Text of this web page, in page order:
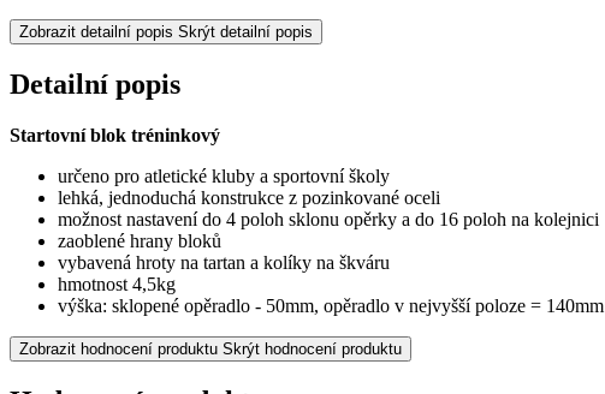
Zobrazit detailní popis Skrýt detailní popis
Detailní popis
Startovní blok tréninkový
určeno pro atletické kluby a sportovní školy
lehká, jednoduchá konstrukce z pozinkované oceli
možnost nastavení do 4 poloh sklonu opěrky a do 16 poloh na kolejnici
zaoblené hrany bloků
vybavená hroty na tartan a kolíky na škváru
hmotnost 4,5kg
výška: sklopené opěradlo - 50mm, opěradlo v nejvyšší poloze = 140mm
Zobrazit hodnocení produktu Skrýt hodnocení produktu